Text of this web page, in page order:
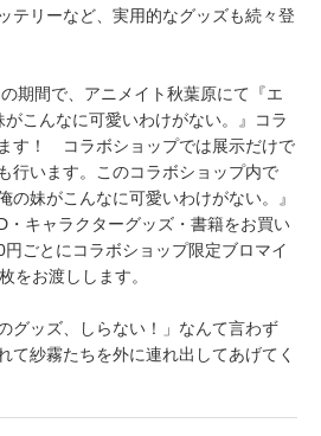
テリーなど、実用的なグッズも続々登
期間で、アニメイト秋葉原にて『エ
こんなに可愛いわけがない。』コラ
す！ コラボショップでは展示だけで
行います。このコラボショップ内で
の妹がこんなに可愛いわけがない。』
・キャラクターグッズ・書籍をお買い
円ごとにコラボショップ限定ブロマイ
をお渡しします。
グッズ、しらない！」なんて言わず
て紗霧たちを外に連れ出してあげてく